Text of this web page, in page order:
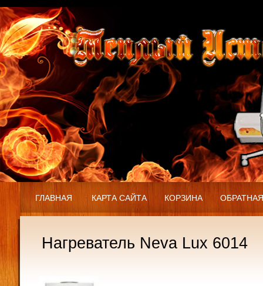
ГЛАВНАЯ КАРТА САЙТА КОРЗИНА
Нагреватель Neva Lux 6014